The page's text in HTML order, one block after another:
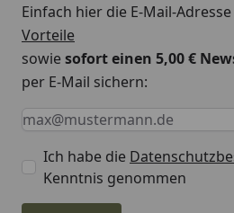
Einfach hier die E-Mail-
Vorteile
sowiesofort einen 5,00 €
per E-Mail sichern:
Keine Eingabe erforderlich
Eingabe erforderlich
E-Mail *
Ich habe die
Kenntnis genommen